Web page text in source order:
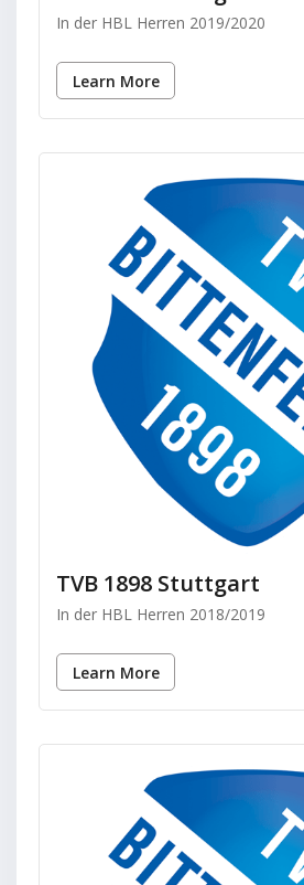
In der HBL Herren 2019/2020
Learn More
TVB 1898 Stuttgart
In der HBL Herren 2018/2019
Learn More